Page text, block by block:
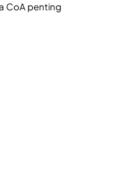
CoA penting